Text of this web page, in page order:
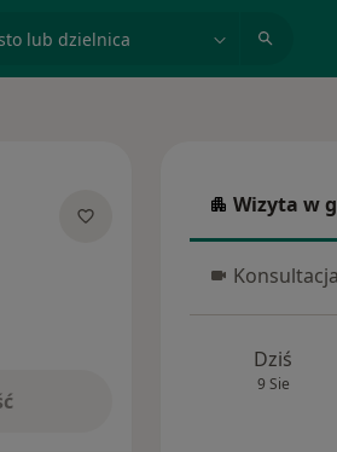
Wizyta w
Wizyta w
Dziś
9 Sie